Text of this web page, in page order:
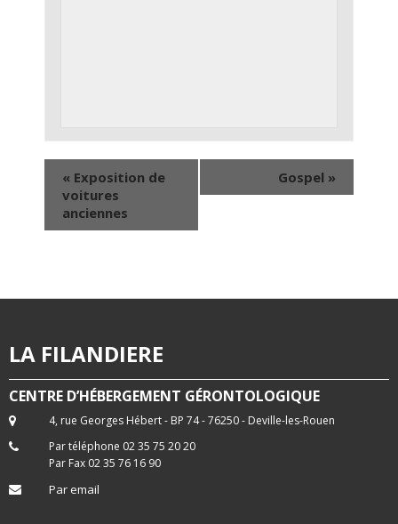
« Exposition de
voitures
anciennes
Gospel »
LA FILANDIERE
CENTRE D’HÉBERGEMENT GÉRONTOLOGIQUE
4, rue Georges Hébert - BP 74 - 76250 - Deville-les-Rouen
Par téléphone 02 35 75 20 20
Par Fax 02 35 76 16 90
Par email